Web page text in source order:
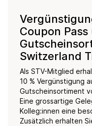
Coupon
Switzerland
Als STV-Mitglied
10 % Vergünstigung
Gutscheinsortiment
Eine grossartige
Kolleg:innen eine
Zusätzlich erhalten